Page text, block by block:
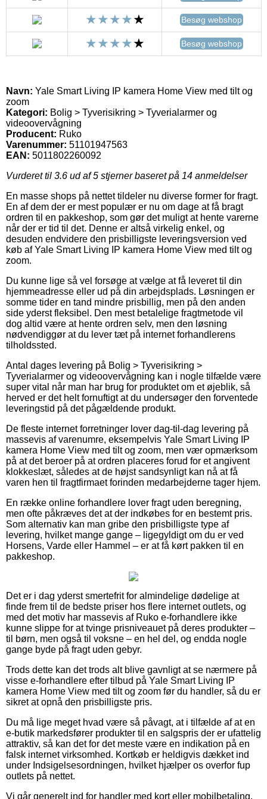
Besøg webshop
Besøg webshop
Navn: Yale Smart Living IP kamera Home View med tilt og
zoom
Kategori: Bolig > Tyverisikring > Tyverialarmer og
videoovervågning
Producent: Ruko
Varenummer: 51101947563
EAN: 5011802260092
Vurderet til 3.6 ud af 5 stjerner baseret på 14 anmeldelser
En masse shops på nettet tildeler nu diverse former for fragt.
En af dem der er mest populær er nu om dage at få bragt
ordren til en pakkeshop, som gør det muligt at hente varerne
når der er tid til det. Denne er altså virkelig enkel, og
desuden endvidere den prisbilligste leveringsversion ved
køb af Yale Smart Living IP kamera Home View med tilt og
zoom.
Du kunne lige så vel forsøge at vælge at få leveret til din
hjemmeadresse eller ud på din arbejdsplads. Løsningen er
somme tider en tand mindre prisbillig, men på den anden
side yderst fleksibel. Den mest betalelige fragtmetode vil
dog altid være at hente ordren selv, men den løsning
nødvendiggør at du lever tæt på internet forhandlerens
tilholdssted.
Antal dages levering på Bolig > Tyverisikring >
Tyverialarmer og videoovervågning kan i nogle tilfælde være
super vital når man har brug for produktet om et øjeblik, så
herved er det helt fornuftigt at du undersøger den forventede
leveringstid på det pågældende produkt.
De fleste internet forretninger lover dag-til-dag levering på
massevis af varenumre, eksempelvis Yale Smart Living IP
kamera Home View med tilt og zoom, men vær opmærksom
på at det beroer på at ordren placeres forud for et angivent
klokkeslæt, således at de højst sandsynligt kan nå at få
varen hen til fragtfirmaet forinden medarbejderne tager hjem.
En række online forhandlere lover fragt uden beregning,
men ofte påkræves det at der indkøbes for en bestemt pris.
Som alternativ kan man gribe den prisbilligste type af
levering, hvilket mange gange – ligegyldigt om du er ved
Horsens, Varde eller Hammel – er at få kørt pakken til en
pakkeshop.
Det er i dag yderst smertefrit for almindelige dødelige at
finde frem til de bedste priser hos flere internet outlets, og
med det motiv har massevis af Ruko e-forhandlere ikke
kunne slippe for at tvinge prisniveauet på deres produkter –
til børn, men også til voksne – en hel del, og endda nogle
gange byde på fragt uden gebyr.
Trods dette kan det trods alt blive gavnligt at se nærmere på
visse e-forhandlere efter tilbud på Yale Smart Living IP
kamera Home View med tilt og zoom før du handler, så du er
sikret at opnå den prisbilligste pris.
Du må lige meget hvad være så påvagt, at i tilfælde af at en
e-butik markedsfører produkter til en salgspris der er ufattelig
attraktiv, så kan det for det meste være en indikation på en
falsk internet virksomhed. Kortkøb er heldigvis dækket ind
under Indsigelsesordningen, hvilket hjælper os overfor fup
outlets på nettet.
Vi går generelt ind for handler med kort eller mobilbetaling.